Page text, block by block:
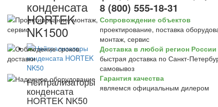
конденсата
HORTEK
NK1500
Нейтрализаторы
конденсата
HORTEK NK50
8 (800) 555-18-31
Сопровождение объектов
проектирование, поставка
монтаж, сервис
Доставка в любой регион России
быстрая доставка по Санкт-
самовывоз
Гарантия качества
являемся официальным дилером